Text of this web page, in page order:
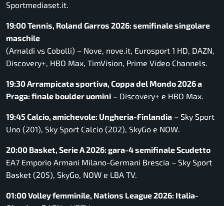
Sportmediaset.it.
19:00 Tennis, Roland Garros 2026: semifinale singolare
maschile
(Arnaldi vs Cobolli) – Nove, nove.it, Eurosport 1 HD, DAZN,
Discovery+, HBO Max, TimVision, Prime Video Channels.
19:30 Arrampicata sportiva, Coppa del Mondo 2026 a
Praga: finale boulder uomini – Discovery+ e HBO Max.
19:45 Calcio, amichevole: Ungheria-Finlandia – Sky Sport
Uno (201), Sky Sport Calcio (202), SkyGo e NOW.
20:00 Basket, Serie A 2026: gara-4 semifinale Scudetto
EA7 Emporio Armani Milano-Germani Brescia – Sky Sport
Basket (205), SkyGo, NOW e LBA TV.
01:00 Volley femminile, Nations League 2026: Italia-